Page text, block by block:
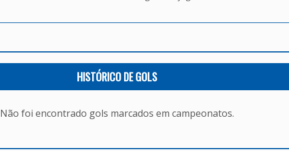
HISTÓRICO DE GOLS
Não foi encontrado gols marcados em campeonatos.